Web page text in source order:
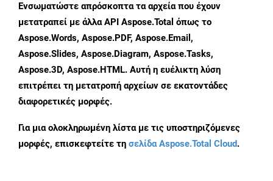
Ενσωματώστε απρόσκοπτα τα αρχεία που έχουν
μετατραπεί με άλλα API Aspose.Total όπως το
Aspose.Words, Aspose.PDF, Aspose.Email,
Aspose.Slides, Aspose.Diagram, Aspose.Tasks,
Aspose.3D, Aspose.HTML. Αυτή η ευέλικτη λύση
επιτρέπει τη μετατροπή αρχείων σε εκατοντάδες
διαφορετικές μορφές.
Για μια ολοκληρωμένη λίστα με τις υποστηριζόμενες
μορφές, επισκεφτείτε τη σελίδα Aspose.Total Cloud.